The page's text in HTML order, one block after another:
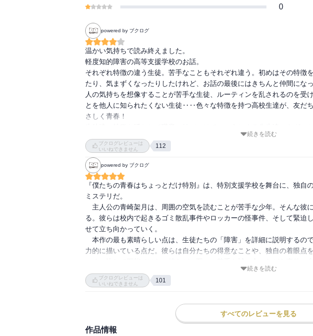
0
powered by ブクログ
温かい気持ちで読み終えました。
軽度知的障害の高等支援学校のお話。
それぞれ特徴の違う生徒。苦手なこともそれぞれ違う。初めはその特徴
たり、気まずくなったりしたけれど、お話の最後にはきちんと仲間にな
人の気持ちを想像することが苦手な生徒、ルーティンを乱されるのを受
とを他人に知られたくない生徒‥‥色々な特徴を持つ高校生達が、友だ
さしく青春！
たくさんの人に読んでもらいたい良書です。
続きを読む
ブクログレビューは
いいねできません
112
powered by ブクログ
『僕たちの青春はちょっとだけ特別』は、特別支援学校を舞台に、独自
ミステリだ。
主人公の青崎架月は、周囲の空気を読むことが苦手な少年。そんな彼
る。彼らは校内で起きるゴミ散乱事件やロッカーの怪事件、そして緊迫
せて立ち向かっていく。
本作の最も素晴らしい点は、生徒たちの「障害」を詳細に説明するの
力的に描いている点だ。彼らは自分たちの得意なことや、独自の着眼点
い探偵団だった。
また、彼らを導く先生方の存在が素晴らしい。答えを与えるのではな
のびと力を発揮できるのだろう。
事件を乗り越えるたびに絆を深めた彼らは、最後に失踪した生徒の持
う、最大の謎に挑む。そこには、最初の頃とは見違えるほど頼もしく成
続きを読む
ブクログレビューは
いいねできません
101
すべてのレビューを見る
作品情報